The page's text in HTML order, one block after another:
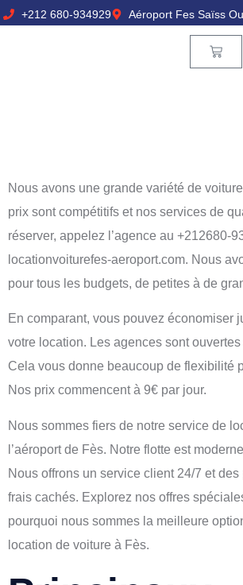
+212 680-934929 Aéroport Fes Saïss
Nous avons une grande variété de
prix sont compétitifs et nos services de
réserver, appelez l’agence au +212680-
locationvoiturefes-aeroport.com. Nous
pour tous les budgets, de petites à de
En comparant, vous pouvez économiser
votre location. Les agences sont
Cela vous donne beaucoup de flexibilité
Nos prix commencent à 9€ par jour.
Nous sommes fiers de notre service de
l’aéroport de Fès. Notre flotte est
Nous offrons un service client 24/7 et
frais cachés. Explorez nos offres
pourquoi nous sommes la meilleure
location de voiture à Fès.